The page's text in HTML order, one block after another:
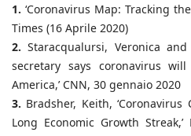
1. ‘Coronavirus Map: Tracking
Times (16 Aprile 2020)
2. Staracqualursi, Veronica and
secretary says coronavirus
America,’ CNN, 30 gennaio 2020
3. Bradsher, Keith, ‘Coronavirus
Long Economic Growth